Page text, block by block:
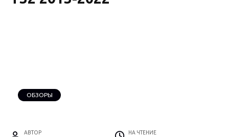
ОБЗОРЫ
АВТОР НА ЧТЕНИЕ